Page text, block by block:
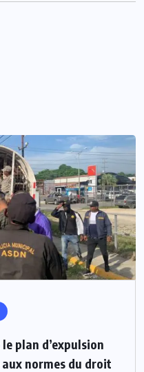
plan d’expulsion
normes du droit